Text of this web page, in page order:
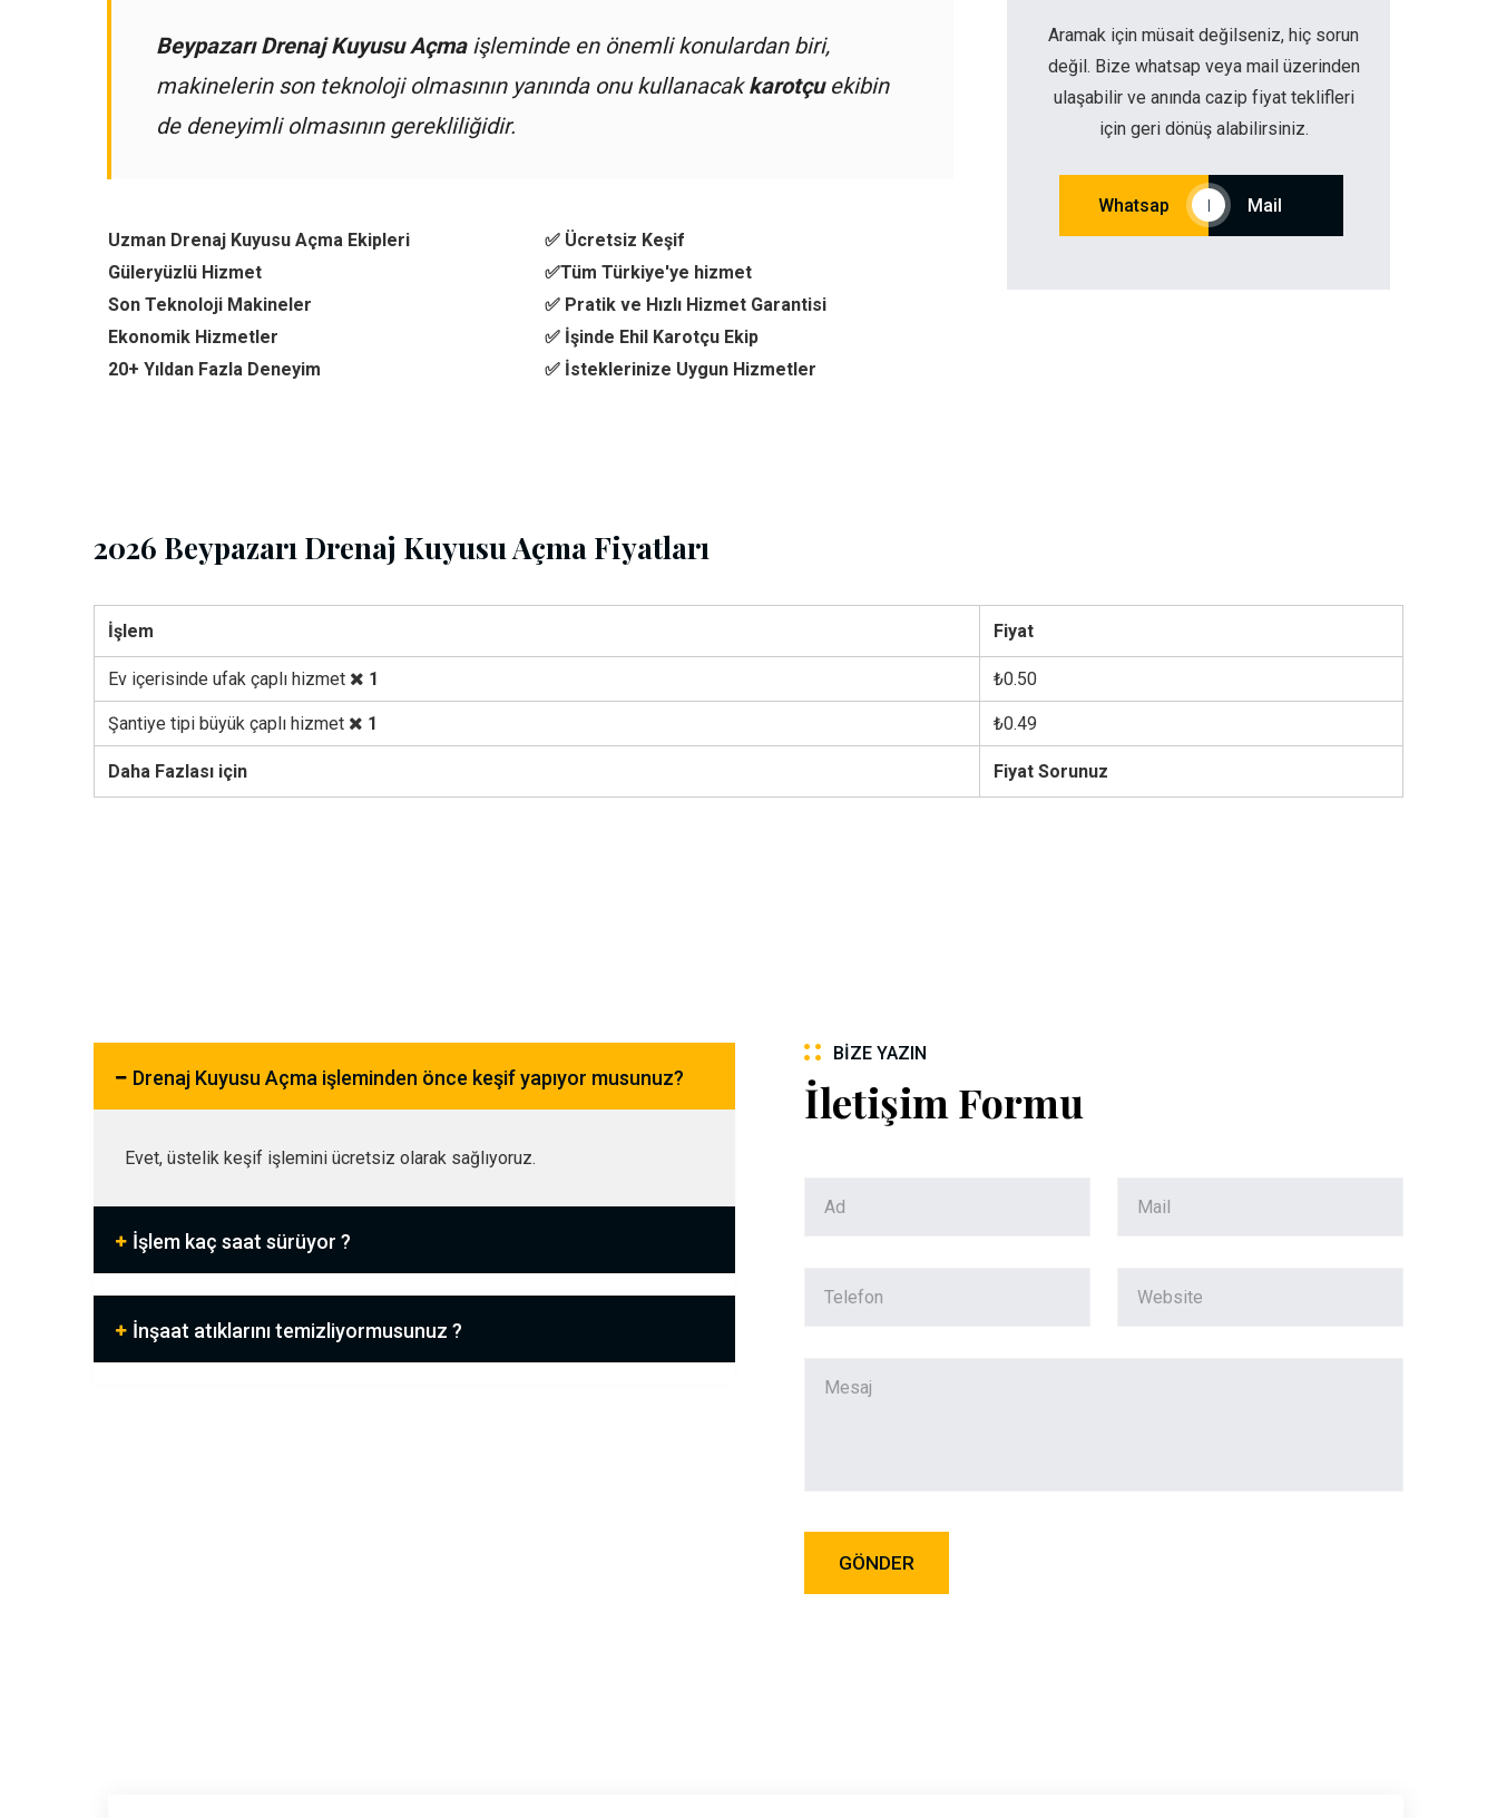
Beypazarı Drenaj Kuyusu Açmaişleminde en önemli konulardan biri,
makinelerin son teknoloji olmasının yanında onu kullanacakkarotçuekibin
de deneyimli olmasının gerekliliğidir.
Uzman Drenaj Kuyusu Açma Ekipleri
✅ Ücretsiz Keşif
Güleryüzlü Hizmet
✅Tüm Türkiye'ye hizmet
Son Teknoloji Makineler
✅ Pratik ve Hızlı Hizmet Garantisi
Ekonomik Hizmetler
✅ İşinde Ehil Karotçu Ekip
20+ Yıldan Fazla Deneyim
✅ İsteklerinize Uygun Hizmetler
Aramak için müsait değilseniz, hiç sorun
değil. Bize whatsap veya mail üzerinden
ulaşabilir ve anında cazip fiyat teklifleri
için geri dönüş alabilirsiniz.
Whatsap Mail
2026 Beypazarı Drenaj Kuyusu Açma Fiyatları
İşlem Fiyat
Ev içerisinde ufak çaplı hizmet 1 ₺0.50
Şantiye tipi büyük çaplı hizmet 1 ₺0.49
Daha Fazlası için Fiyat Sorunuz
Drenaj Kuyusu Açma işleminden önce keşif yapıyor musunuz?
Evet, üstelik keşif işlemini ücretsiz olarak sağlıyoruz.
İşlem kaç saat sürüyor ?
İnşaat atıklarını temizliyormusunuz ?
BIZE YAZIN
İletişim Formu